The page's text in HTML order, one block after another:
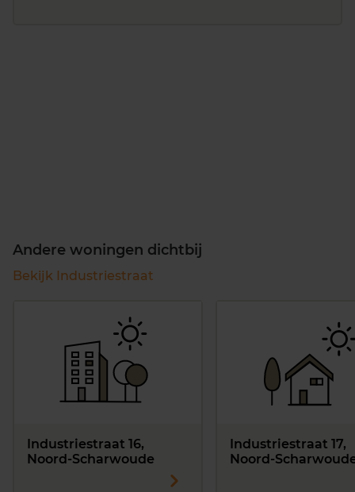
Andere woningen dichtbij
Bekijk Industriestraat
Industriestraat 16,
Noord-Scharwoude
Industriestraat 17,
Noord-